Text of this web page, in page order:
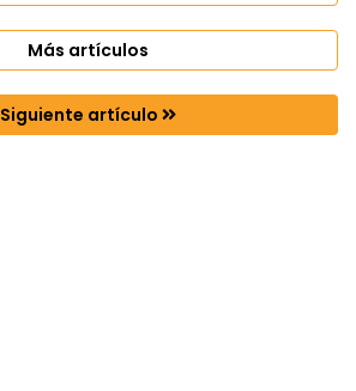
Más artículos
Siguiente artículo